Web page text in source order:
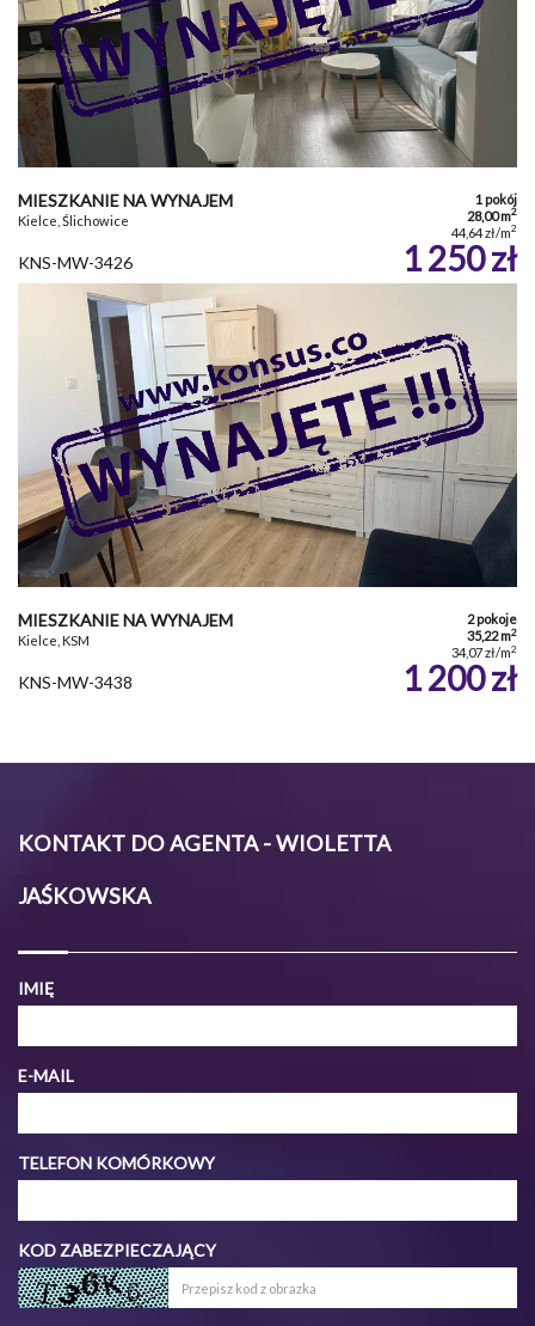
MIESZKANIE NA WYNAJEM
Kielce, Ślichowice
1 pokój
28,00 m2
44,64 zł/m2
KNS-MW-3426 1 250 zł
MIESZKANIE NA WYNAJEM
Kielce, KSM
2 pokoje
35,22 m2
34,07 zł/m2
KNS-MW-3438 1 200 zł
KONTAKT DO AGENTA - WIOLETTA
JAŚKOWSKA
IMIĘ
E-MAIL
TELEFON KOMÓRKOWY
KOD ZABEZPIECZAJĄCY